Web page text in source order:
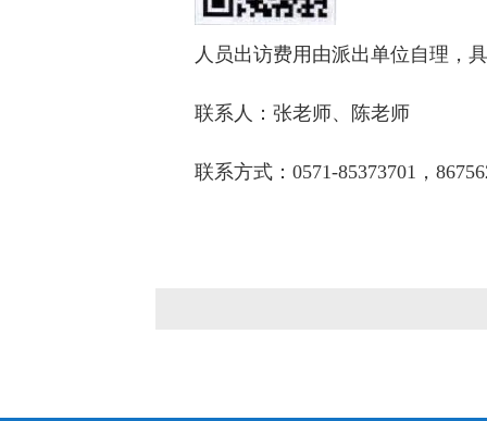
人员出访费用由派出单位自理，
联系人：张老师、陈老师
联系方式：0571-85373701，